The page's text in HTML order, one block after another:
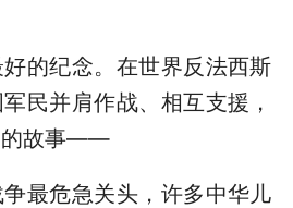
的纪念。在世界反法西斯
民并肩作战、相互支援，
的故事——
最危急关头，许多中华儿